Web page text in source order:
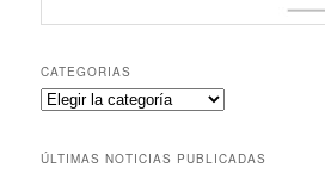
CATEGORIAS
Categorias
ÚLTIMAS NOTICIAS PUBLICADAS